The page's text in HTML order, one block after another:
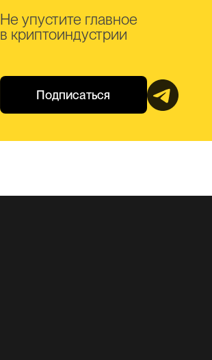
Не упустите главное
в криптоиндустрии
Подписаться